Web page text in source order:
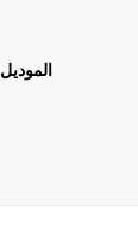
الموديل